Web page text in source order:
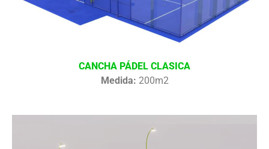
CANCHA PÁDEL CLASICA
Medida: 200m2